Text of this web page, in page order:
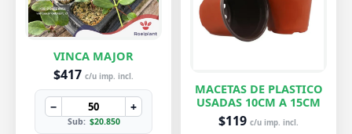
VINCA MAJOR
$417 c/u imp. incl.
− +
Sub: $20.850
MACETAS DE PLASTICO
USADAS 10CM A 15CM
$119 c/u imp. incl.